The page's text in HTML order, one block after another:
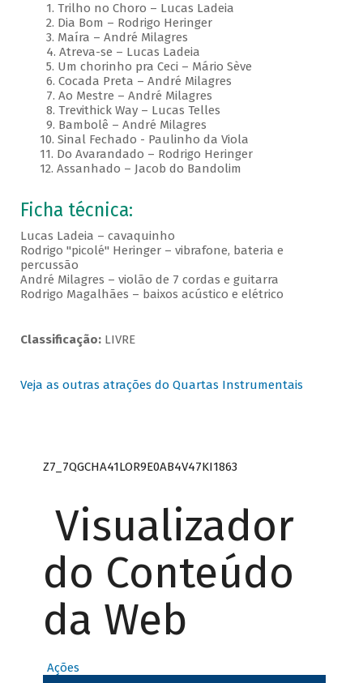
1. Trilho no Choro – Lucas Ladeia
2. Dia Bom – Rodrigo Heringer
3. Maíra – André Milagres
4. Atreva-se – Lucas Ladeia
5. Um chorinho pra Ceci – Mário Sève
6. Cocada Preta – André Milagres
7. Ao Mestre – André Milagres
8. Trevithick Way – Lucas Telles
9. Bambolê – André Milagres
10. Sinal Fechado - Paulinho da Viola
11. Do Avarandado – Rodrigo Heringer
12. Assanhado – Jacob do Bandolim
Ficha técnica:
Lucas Ladeia – cavaquinho
Rodrigo "picolé" Heringer – vibrafone, bateria e
percussão
André Milagres – violão de 7 cordas e guitarra
Rodrigo Magalhães – baixos acústico e elétrico
Classificação:LIVRE
Veja as outras atrações do Quartas Instrumentais
Z7_7QGCHA41LOR9E0AB4V47KI1863
Visualizador
do Conteúdo
da Web
Ações